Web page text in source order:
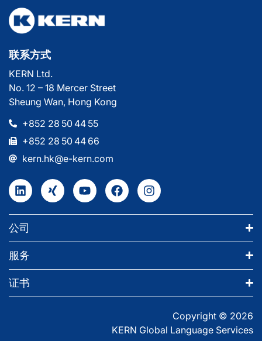
联系方式
KERN Ltd.
No. 12 – 18 Mercer Street
Sheung Wan, Hong Kong
+852 28 50 44 55
+852 28 50 44 66
kern.hk@e-kern.com
公司
服务
证书
Copyright © 2026
KERN Global Language Services